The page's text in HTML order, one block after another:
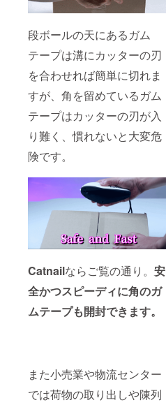
段ボールの天にあるガム
テープは溝にカッターの刃
を合わせれば簡単に切れま
すが、角を留めているガム
テープはカッターの刃が入
り難く、慣れないと大変危
険です。
Catnailならご覧の通り。 安
全かつスピーディに角のガ
ムテープも開封できます。
また小売業や物流センター
では荷物の取り出しや陳列